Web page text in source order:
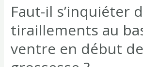
Faut-il s’inquiéter
tiraillements au
ventre en début de